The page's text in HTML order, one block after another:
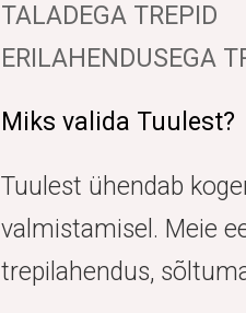
TALADEGA TREPID
ERILAHENDUSEGA
Miks valida Tuulest?
Tuulest ühendab
valmistamisel. Meie
trepilahendus,